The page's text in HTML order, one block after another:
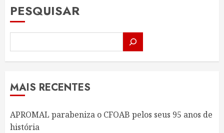
PESQUISAR
MAIS RECENTES
APROMAL parabeniza o CFOAB pelos seus 95 anos de
história